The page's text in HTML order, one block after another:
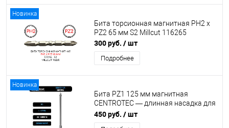
Новинка
Бита торсионная магнитная PH2 x
PZ2 65 мм S2 Millcut 116265
300 руб. / шт
Подробнее
Новинка
Бита PZ1 125 мм магнитная
CENTROTEC — длинная насадка для
шуруповерта
450 руб. / шт